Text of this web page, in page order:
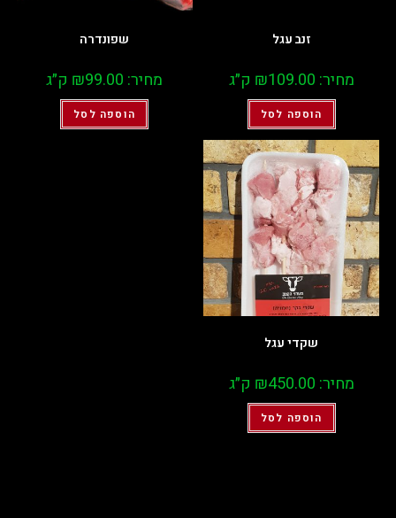
זנב עגל
מחיר: ₪109.00 ק״ג
הוספה לסל
שפונדרה
מחיר: ₪99.00 ק״ג
הוספה לסל
שקדי עגל
מחיר: ₪450.00 ק״ג
הוספה לסל